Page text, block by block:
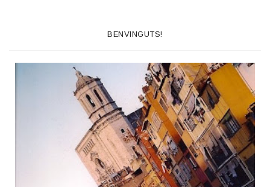
BENVINGUTS!